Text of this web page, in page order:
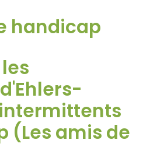
handicap
(Les amis de